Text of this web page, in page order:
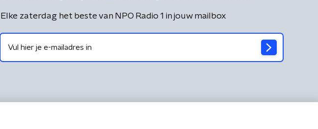
Elke zaterdag het beste van NPO Radio 1 in jouw mailbox